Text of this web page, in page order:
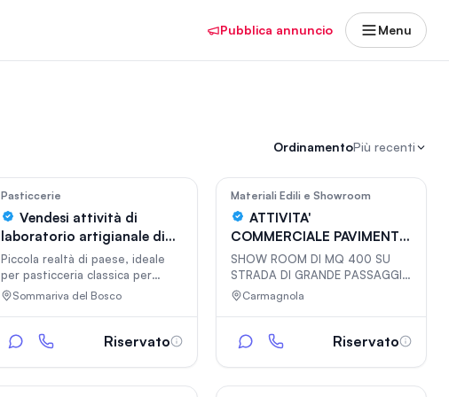
Pubblica annuncio Menu
OrdinamentoPiù recenti
Pasticcerie
Vendesi attività di
laboratorio artigianale di
pasticceria
Piccola realtà di paese, ideale
per pasticceria classica per
soddisfare la richiesta di
Sommariva del Bosco
Riservato
Materiali Edili e Showroom
ATTIVITA'
COMMERCIALE PAVIMENTI ,
RIVESTIMENTI , ARREDI
BAGNO
SHOW ROOM DI MQ 400 SU
STRADA DI GRANDE PASSAGGIO
, DA PIU' DI 40 ANNI LEADER NEL
COMMERCIO DI FINITURE PER
Carmagnola
Riservato